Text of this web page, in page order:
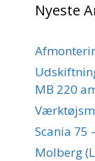
Nyeste
MB 220
Scania 75
Molberg